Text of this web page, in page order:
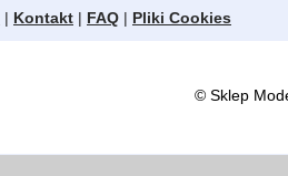
| Kontakt | FAQ | Pliki Cookies
©Sklep